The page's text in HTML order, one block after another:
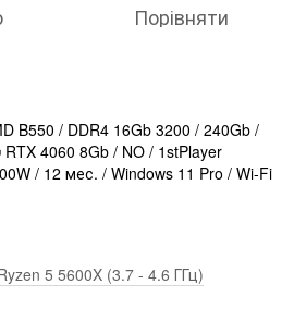
Порівняти
B550 / DDR4 16Gb 3200 / 240Gb /
4060 8Gb / NO / 1stPlayer
/ 12 мес. / Windows 11 Pro / Wi-Fi
5 5600X (3.7 - 4.6 ГГц)